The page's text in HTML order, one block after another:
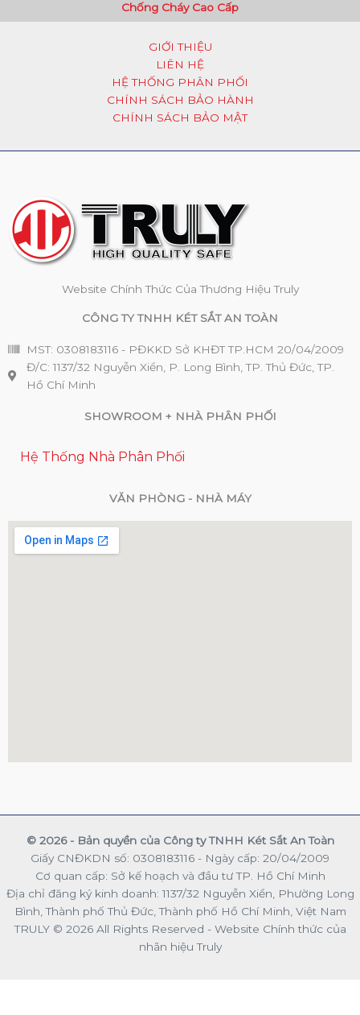
Chống Cháy Cao Cấp
GIỚI THIỆU
LIÊN HỆ
HỆ THỐNG PHÂN PHỐI
CHÍNH SÁCH BẢO HÀNH
CHÍNH SÁCH BẢO MẬT
Website Chính Thức Của Thương Hiệu Truly
CÔNG TY TNHH KÉT SẮT AN TOÀN
MST: 0308183116 - PĐKKD Sở KHĐT TP.HCM 20/04/2009
Đ/C: 1137/32 Nguyễn Xiển, P. Long Bình, TP. Thủ Đức, TP.
Hồ Chí Minh
SHOWROOM + NHÀ PHÂN PHỐI
Hệ Thống Nhà Phân Phối
VĂN PHÒNG - NHÀ MÁY
© 2026 - Bản quyền của Công ty TNHH Két Sắt An Toàn
Giấy CNĐKDN số: 0308183116 - Ngày cấp: 20/04/2009
Cơ quan cấp: Sở kế hoạch và đầu tư TP. Hồ Chí Minh
Địa chỉ đăng ký kinh doanh: 1137/32 Nguyễn Xiển, Phường Long
Bình, Thành phố Thủ Đức, Thành phố Hồ Chí Minh, Việt Nam
TRULY © 2026 All Rights Reserved - Website Chính thức của
nhãn hiệu Truly